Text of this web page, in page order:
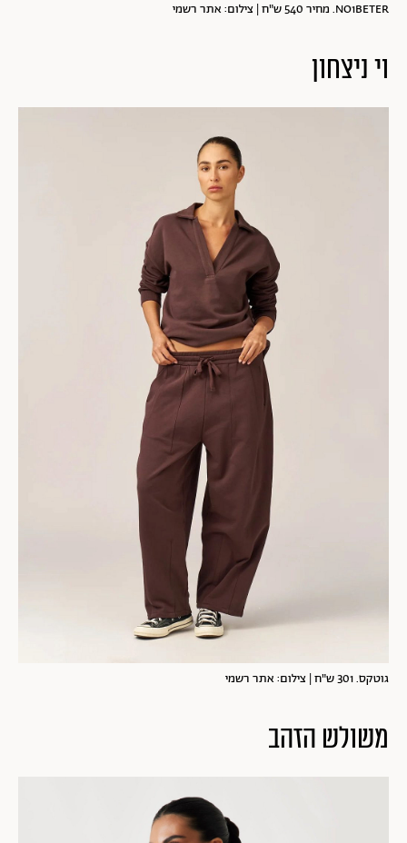
NO1BETER. מחיר 540 ש"ח | צילום: אתר רשמי
וי ניצחון
גוטקס. 301 ש"ח | צילום: אתר רשמי
משולש הזהב